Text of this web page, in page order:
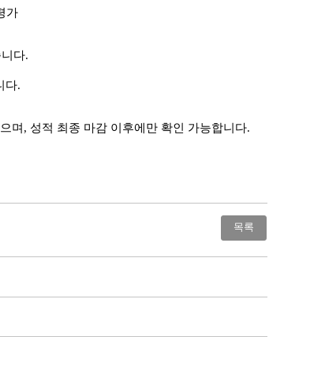
가
다.
다.
며, 성적 최종 마감 이후에만 확인 가능합니다.
목록